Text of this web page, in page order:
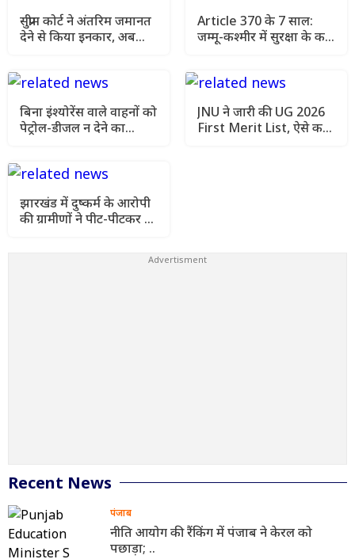
सुप्रीम कोर्ट ने अंतरिम जमानत
देने से किया इनकार, अब
फैसला
Article 370 के 7 साल:
जम्मू-कश्मीर में सुरक्षा के कड़े
बिना इंश्योरेंस वाले वाहनों को
पेट्रोल-डीजल न देने का
JNU ने जारी की UG 2026
First Merit List, ऐसे करें
झारखंड में दुष्कर्म के आरोपी
की ग्रामीणों ने पीट-पीटकर की
Recent News
पंजाब
नीति आयोग की रैंकिंग में पंजाब ने केरल को
पछाड़ा; ..